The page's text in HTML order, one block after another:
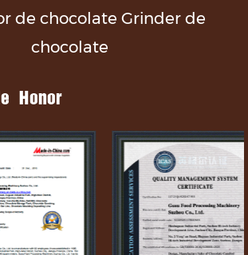
de chocolate Grinder de
chocolate
Honor